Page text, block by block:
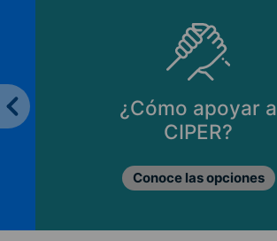
¿Cómo apoyar a
CIPER?
Conoce las opciones